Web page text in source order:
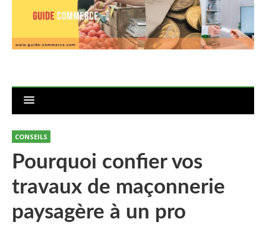
CONSEILS
Pourquoi confier vos
travaux de maçonnerie
paysagère à un pro